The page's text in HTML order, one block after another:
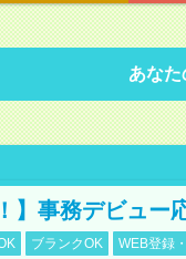
あなた
】事務デビュ
ブランクOK WEB登録